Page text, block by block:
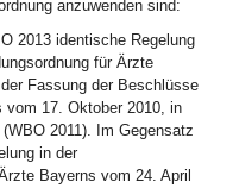
anzuwenden sind:
2013 identische Regelung
für Ärzte
Fassung der Beschlüsse
17. Oktober 2010, in
2011). Im Gegensatz
in der
Bayerns vom 24. April